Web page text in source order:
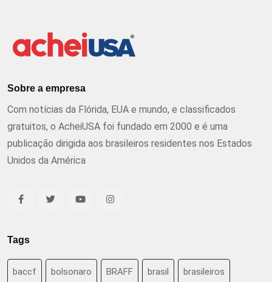
Sobre a empresa
Com notícias da Flórida, EUA e mundo, e classificados
gratuitos, o AcheiUSA foi fundado em 2000 e é uma
publicação dirigida aos brasileiros residentes nos Estados
Unidos da América
Tags
baccf bolsonaro BRAFF brasil brasileiros